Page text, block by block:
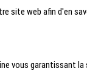
site web afin d'en
vous garantissant